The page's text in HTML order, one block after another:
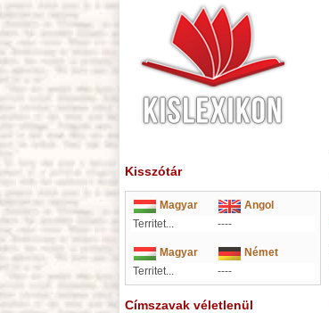
Kisszótár
Magyar
Angol
Territet...
----
Magyar
Német
Territet...
----
Címszavak véletlenül